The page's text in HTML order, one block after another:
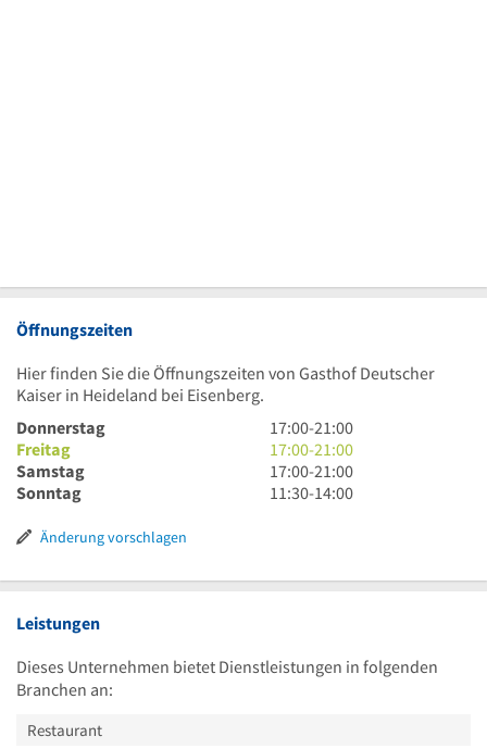
Öffnungszeiten
Hier finden Sie die Öffnungszeiten von Gasthof Deutscher
Kaiser in Heideland bei Eisenberg.
Donnerstag
17
Uhr
bis
21
17:00-21:00
Freitag
17
Uhr
bis
17:00-21:00
Samstag
17
Uhr
17:00-21:00
Sonntag
11
14
11:30-14:00
Änderung vorschlagen
Leistungen
Dieses Unternehmen bietet Dienstleistungen in folgenden
Branchen an:
Restaurant